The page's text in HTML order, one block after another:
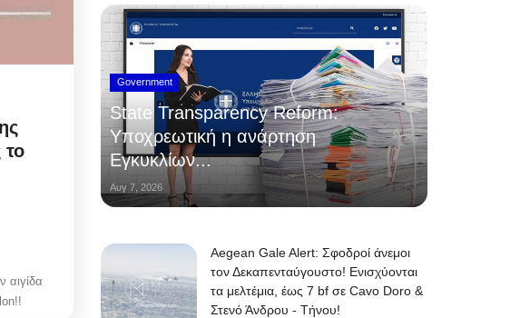
το
αιγίδα
Government
State Transparency Reform:
Υποχρεωτική η ανάρτηση
Εγκυκλίων...
Αυγ 7, 2026
Aegean Gale Alert: Σφοδροί άνεμοι
τον Δεκαπενταύγουστο! Ενισχύονται
τα μελτέμια, έως 7 bf σε Cavo Doro &
Στενό Άνδρου - Τήνου!